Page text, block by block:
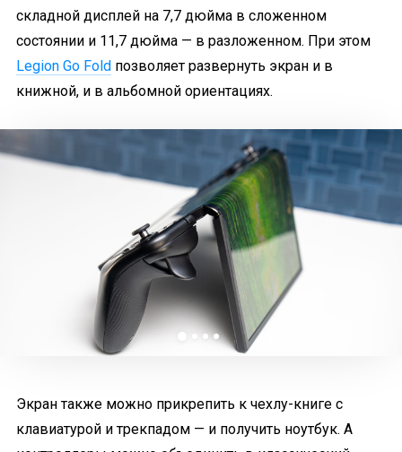
складной дисплей на 7,7 дюйма в сложенном
состоянии и 11,7 дюйма — в разложенном. При этом
Legion Go Fold позволяет развернуть экран и в
книжной, и в альбомной ориентациях.
Экран также можно прикрепить к чехлу-книге с
клавиатурой и трекпадом — и получить ноутбук. А